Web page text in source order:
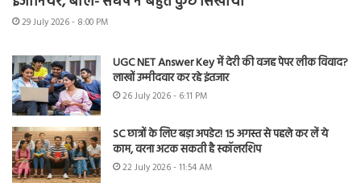
29 July 2026 - 8:00 PM
UGC NET Answer Key में देरी की वजह पेपर लीक विवाद?
लाखों उम्मीदवार कर रहे इंतजार
26 July 2026 - 6:11 PM
SC छात्रों के लिए बड़ा अपडेट! 15 अगस्त से पहले कर लें ये
काम, वरना अटक सकती है स्कॉलरशिप
22 July 2026 - 11:54 AM